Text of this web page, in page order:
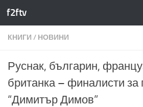
Към съдържанието
f2ftv
КНИГИ / НОВИНИ
Руснак, българин,
британка – финалисти за
“Димитър Димов”